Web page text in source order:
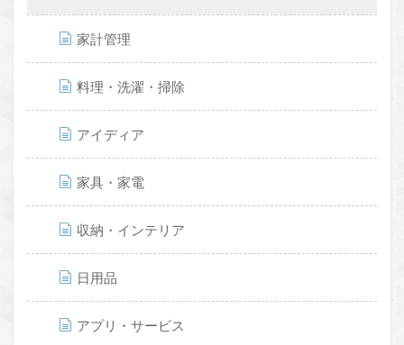
家計管理
料理・洗濯・掃除
アイディア
家具・家電
収納・インテリア
日用品
アプリ・サービス